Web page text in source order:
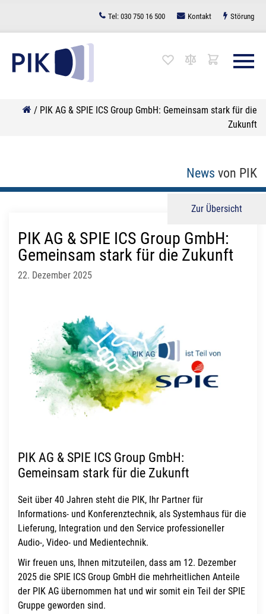
springen
Tel: 030 750 16 500 Kontakt Störung
/ PIK AG & SPIE ICS Group GmbH: Gemeinsam stark für die
Zukunft
News von PIK
Zur Übersicht
PIK AG & SPIE ICS Group GmbH:
Gemeinsam stark für die Zukunft
22. Dezember 2025
PIK AG & SPIE ICS Group GmbH:
Gemeinsam stark für die Zukunft
Seit über 40 Jahren steht die PIK, Ihr Partner für
Informations- und Konferenztechnik, als Systemhaus für die
Lieferung, Integration und den Service professioneller
Audio-, Video- und Medientechnik.
Wir freuen uns, Ihnen mitzuteilen, dass am 12. Dezember
2025 die SPIE ICS Group GmbH die mehrheitlichen Anteile
der PIK AG übernommen hat und wir somit ein Teil der SPIE
Gruppe geworden sind.